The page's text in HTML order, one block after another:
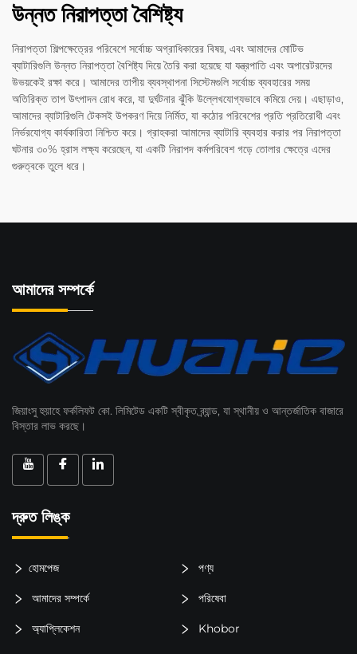
উন্নত নিরাপত্তা বৈশিষ্ট্য
নিরাপত্তা শিল্পক্ষেত্রের পরিবেশে সর্বোচ্চ অগ্রাধিকারের বিষয়, এবং আমাদের মোটিভ
ব্যাটারিগুলি উন্নত নিরাপত্তা বৈশিষ্ট্য দিয়ে তৈরি করা হয়েছে যা যন্ত্রপাতি এবং অপারেটরদের
উভয়কেই রক্ষা করে। আমাদের তাপীয় ব্যবস্থাপনা সিস্টেমগুলি সর্বোচ্চ ব্যবহারের সময়
অতিরিক্ত তাপ উৎপাদন রোধ করে, যা দুর্ঘটনার ঝুঁকি উল্লেখযোগ্যভাবে কমিয়ে দেয়। এছাড়াও,
আমাদের ব্যাটারিগুলি টেকসই উপকরণ দিয়ে নির্মিত, যা কঠোর পরিবেশের প্রতি প্রতিরোধী এবং
নির্ভরযোগ্য কার্যকারিতা নিশ্চিত করে। গ্রাহকরা আমাদের ব্যাটারি ব্যবহার করার পর নিরাপত্তা
ঘটনার ৩০% হ্রাস লক্ষ্য করেছেন, যা একটি নিরাপদ কর্মপরিবেশ গড়ে তোলার ক্ষেত্রে এদের
গুরুত্বকে তুলে ধরে।
আমাদের সম্পর্কে
জিয়াংসু হুয়াহে ফর্কলিফট কো. লিমিটেড একটি স্বীকৃত ব্র্যান্ড, যা স্থানীয় ও আন্তর্জাতিক বাজারে
বিস্তার লাভ করছে।
দ্রুত লিঙ্ক
হোমপেজ পণ্য
আমাদের সম্পর্কে পরিষেবা
অ্যাপ্লিকেশন Khobor